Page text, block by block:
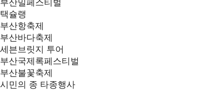
부산밀페스티벌
택슐랭
부산항축제
부산바다축제
세븐브릿지 투어
부산국제록페스티벌
부산불꽃축제
시민의 종 타종행사